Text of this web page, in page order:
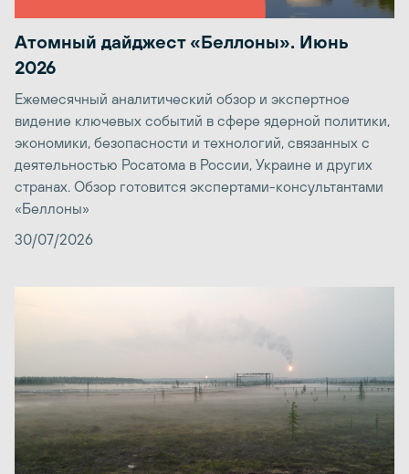
Атомный дайджест «Беллоны». Июнь
2026
Ежемесячный аналитический обзор и экспертное
видение ключевых событий в сфере ядерной политики,
экономики, безопасности и технологий, связанных с
деятельностью Росатома в России, Украине и других
странах. Обзор готовится экспертами-консультантами
«Беллоны»
30/07/2026